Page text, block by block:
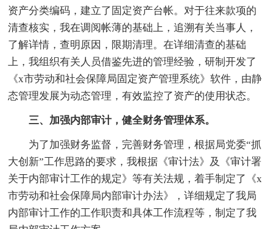
资产分类编码，建立了固定资产台帐。对于往来款项的
清查核实，我在调阅帐薄的基础上，追溯有关当事人，
了解详情，查明原因，限期清理。在详细清查的基础
上，我组织有关人员借鉴先进的管理经验，研制开发了
《x市劳动和社会保障局固定资产管理系统》软件，由静
态管理发展为动态管理，有效监控了资产的使用状态。
三、加强内部审计，健全财务管理体系。
为了加强财务监督，完善财务管理，根据局党委“抓
大创新”工作思路的要求，我根据《审计法》及《审计署
关于内部审计工作的规定》等有关法规，着手制定了《x
市劳动和社会保障局内部审计办法》，详细规定了我局
内部审计工作的工作职责和具体工作流程等，制定了我